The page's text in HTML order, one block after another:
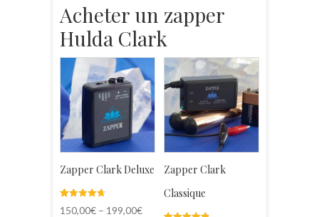
Acheter un zapper
Hulda Clark
Zapper Clark Deluxe
Noté
4.70
23
150,00€ – 199,00€
Zapper Clark
Classique